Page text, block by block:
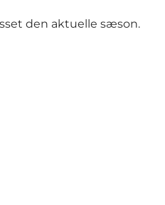
den aktuelle sæson.